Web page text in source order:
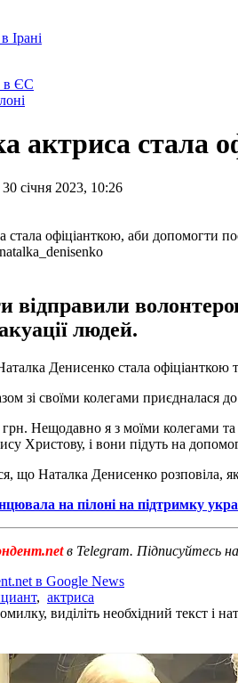
Ірані
в ЄС
актриса стала
січня 2023, 10:26
відправили
людей.
Денисенко стала
зі своїми колегами приєдналася
Нещодавно я з моїми колегами
Христову, і вони підуть на
що Наталка Денисенко розповіла,
на пілоні на підтримку
в Telegram. Підписуйтесь
в Google News
, актриса
виділіть необхідний текст і